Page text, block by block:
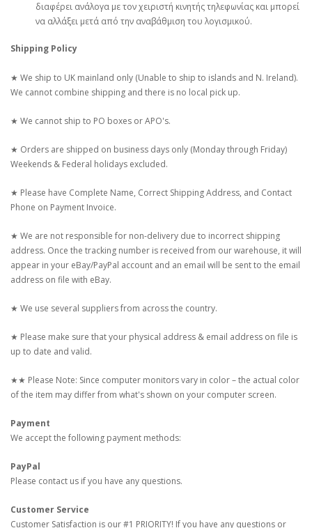
διαφέρει ανάλογα με τον χειριστή κινητής τηλεφωνίας και μπορεί
να αλλάξει μετά από την αναβάθμιση του λογισμικού.
Shipping Policy
★ We ship to UK mainland only (Unable to ship to islands and N. Ireland).
We cannot combine shipping and there is no local pick up.
★ We cannot ship to PO boxes or APO's.
★ Orders are shipped on business days only (Monday through Friday)
Weekends & Federal holidays excluded.
★ Please have Complete Name, Correct Shipping Address, and Contact
Phone on Payment Invoice.
★ We are not responsible for non-delivery due to incorrect shipping
address. Once the tracking number is received from our warehouse, it will
appear in your eBay/PayPal account and an email will be sent to the email
address on file with eBay.
★ We use several suppliers from across the country.
★ Please make sure that your physical address & email address on file is
up to date and valid.
★★ Please Note: Since computer monitors vary in color – the actual color
of the item may differ from what's shown on your computer screen.
Payment
We accept the following payment methods:
PayPal
Please contact us if you have any questions.
Customer Service
Customer Satisfaction is our #1 PRIORITY! If you have any questions or